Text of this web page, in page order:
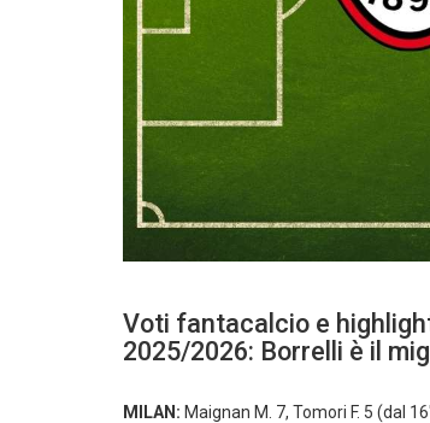
Voti fantacalcio e
2025/2026: Borrelli è il
MILAN: Maignan M. 7, Tomori F. 5 (dal